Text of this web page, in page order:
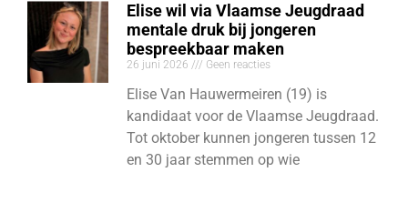
Elise wil via Vlaamse Jeugdraad
mentale druk bij jongeren
bespreekbaar maken
26 juni 2026 Geen reacties
Elise Van Hauwermeiren (19) is
kandidaat voor de Vlaamse Jeugdraad.
Tot oktober kunnen jongeren tussen 12
en 30 jaar stemmen op wie